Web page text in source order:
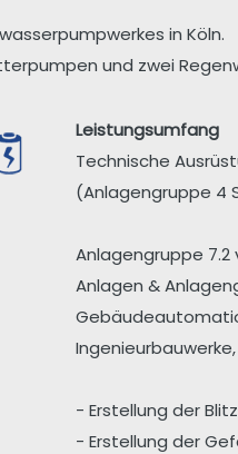
in Köln.
und zwei
Leistungsumfang
Technische
(Anlagengruppe 4
Anlagengruppe
Anlagen &
Ingenieurbauwerke,
- Erstellung der
- Erstellung der